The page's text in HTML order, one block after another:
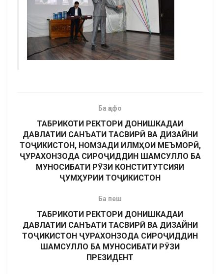
Ба қафо
ТАБРИКОТИ РЕКТОРИ ДОНИШКАДАИ
ДАВЛАТИИ САНЪАТИ ТАСВИРӢ ВА ДИЗАЙНИ
ТОҶИКИСТОН, НОМЗАДИ ИЛМҲОИ МЕЪМОРӢ,
ҶУРАХОНЗОДА СИРОҶИДДИН ШАМСУЛЛО БА
МУНОСИБАТИ РӮЗИ КОНСТИТУТСИЯИ
ҶУМҲУРИИ ТОҶИКИСТОН
Ба пеш
ТАБРИКОТИ РЕКТОРИ ДОНИШКАДАИ
ДАВЛАТИИ САНЪАТИ ТАСВИРӢ ВА ДИЗАЙНИ
ТОҶИКИСТОН ҶУРАХОНЗОДА СИРОҶИДДИН
ШАМСУЛЛО БА МУНОСИБАТИ РӮЗИ
ПРЕЗИДЕНТ